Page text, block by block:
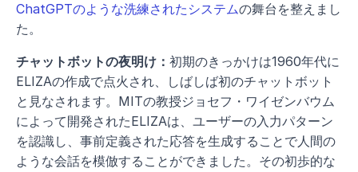
ChatGPTのような洗練されたシステムの舞台を整えまし
た。
チャットボットの夜明け： 初期のきっかけは1960年代に
ELIZAの作成で点火され、しばしば初のチャットボット
と見なされます。MITの教授ジョセフ・ワイゼンバウム
によって開発されたELIZAは、ユーザーの入力パターン
を認識し、事前定義された応答を生成することで人間の
ような会話を模倣することができました。その初歩的な